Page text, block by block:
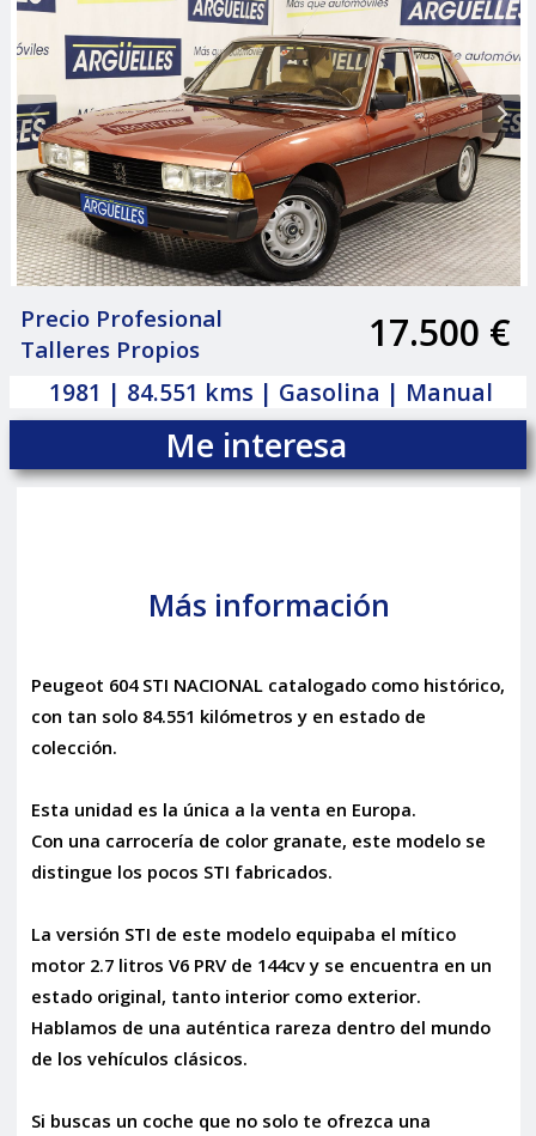
Precio Profesional
Talleres Propios
17.500 €
1981 | 84.551 kms | Gasolina | Manual
Me interesa
Más información
Peugeot 604 STI NACIONAL catalogado como histórico,
con tan solo 84.551 kilómetros y en estado de
colección.
Esta unidad es la única a la venta en Europa.
Con una carrocería de color granate, este modelo se
distingue los pocos STI fabricados.
La versión STI de este modelo equipaba el mítico
motor 2.7 litros V6 PRV de 144cv y se encuentra en un
estado original, tanto interior como exterior.
Hablamos de una auténtica rareza dentro del mundo
de los vehículos clásicos.
Si buscas un coche que no solo te ofrezca una